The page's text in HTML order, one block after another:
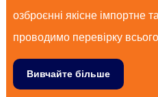
озброєнні якісне імпортне
проводимо перевірку
Вивчайте більше